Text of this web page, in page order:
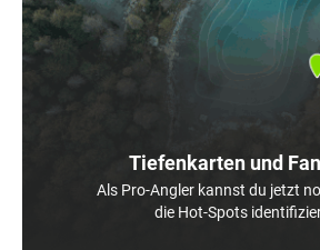
Tiefenkarten und
Als Pro-Angler kannst du jetzt
die Hot-Spots